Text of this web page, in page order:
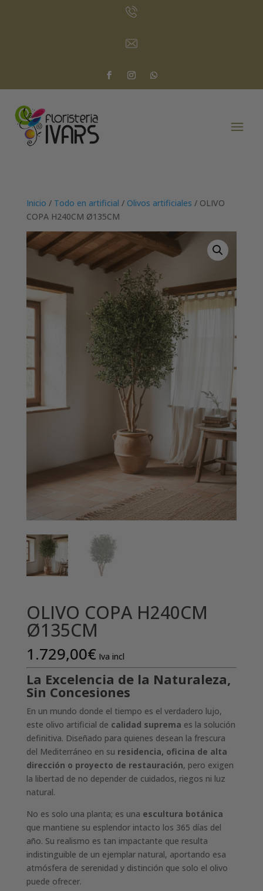
Inicio / Todo en artificial / Olivos artificiales / OLIVO
COPA H240CM Ø135CM
OLIVO COPA H240CM
Ø135CM
1.729,00€ Iva incl
La Excelencia de la Naturaleza,
Sin Concesiones
En un mundo donde el tiempo es el verdadero lujo,
este olivo artificial de calidad suprema es la solución
definitiva. Diseñado para quienes desean la frescura
del Mediterráneo en su residencia, oficina de alta
dirección o proyecto de restauración, pero exigen
la libertad de no depender de cuidados, riegos ni luz
natural.
No es solo una planta; es una escultura botánica
que mantiene su esplendor intacto los 365 días del
año. Su realismo es tan impactante que resulta
indistinguible de un ejemplar natural, aportando esa
atmósfera de serenidad y distinción que solo el olivo
puede ofrecer.